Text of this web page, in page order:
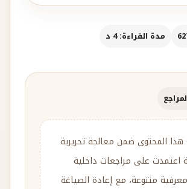
مدة القراءة: 4 د
هذا المحتوى ضمن معالجة تحريرية
اعتمدت على مراجعات داخلية
متنوعة، مع إعادة الصياغة